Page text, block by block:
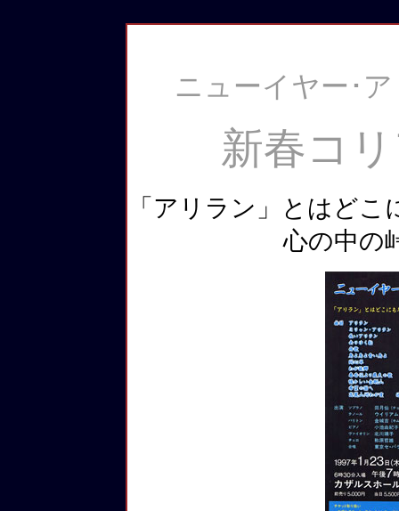
ニューイヤー･
新春コ
「アリラン」とはど
心の中の